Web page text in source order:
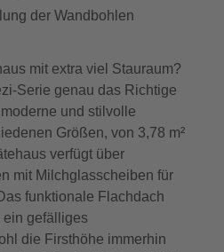
der Wandbohlen
mit extra viel Stauraum?
Serie genau das Richtige
und stilvolle
Größen, von 3,78 m²
verfügt über
mit Milchglasscheiben für
funktionale Flachdach
ein gefälliges
die Firsthöhe immerhin